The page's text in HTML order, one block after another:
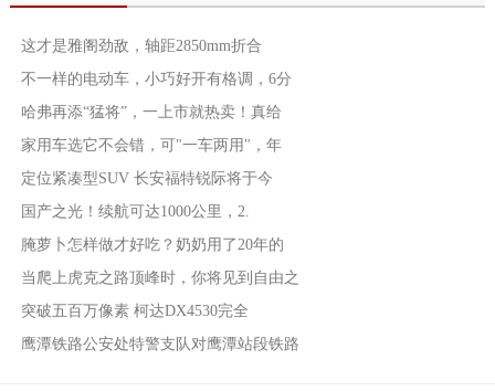
这才是雅阁劲敌，轴距2850mm折合
不一样的电动车，小巧好开有格调，6分
哈弗再添“猛将”，一上市就热卖！真给
家用车选它不会错，可"一车两用"，年
定位紧凑型SUV 长安福特锐际将于今
国产之光！续航可达1000公里，2.
腌萝卜怎样做才好吃？奶奶用了20年的
当爬上虎克之路顶峰时，你将见到自由之
突破五百万像素 柯达DX4530完全
鹰潭铁路公安处特警支队对鹰潭站段铁路